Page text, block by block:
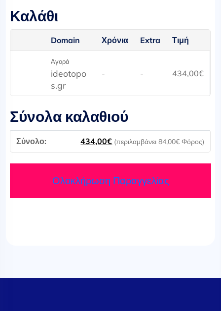
Καλάθι
Domain Χρόνια Extra Τιμή
Αγορά
ideotopo
s.gr
- - 434,00€
Σύνολα καλαθιού
434,00€ (περιλαμβάνει84,00€ Φόρος)
Ολοκλήρωση Παραγγελίας